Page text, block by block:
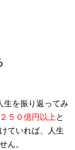
生を振り返ってみ
５０億円以上 と
ていれば、人生
ん。